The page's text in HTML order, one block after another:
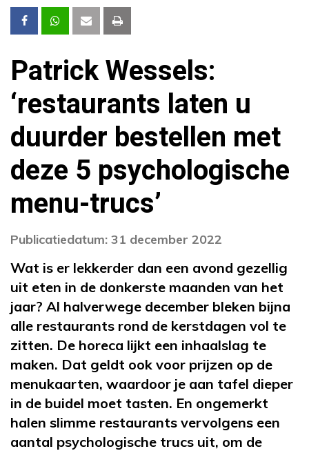
Patrick Wessels:
‘restaurants laten u
duurder bestellen met
deze 5 psychologische
menu-trucs’
Publicatiedatum: 31 december 2022
Wat is er lekkerder dan een avond gezellig
uit eten in de donkerste maanden van het
jaar? Al halverwege december bleken bijna
alle restaurants rond de kerstdagen vol te
zitten. De horeca lijkt een inhaalslag te
maken. Dat geldt ook voor prijzen op de
menukaarten, waardoor je aan tafel dieper
in de buidel moet tasten. En ongemerkt
halen slimme restaurants vervolgens een
aantal psychologische trucs uit, om de